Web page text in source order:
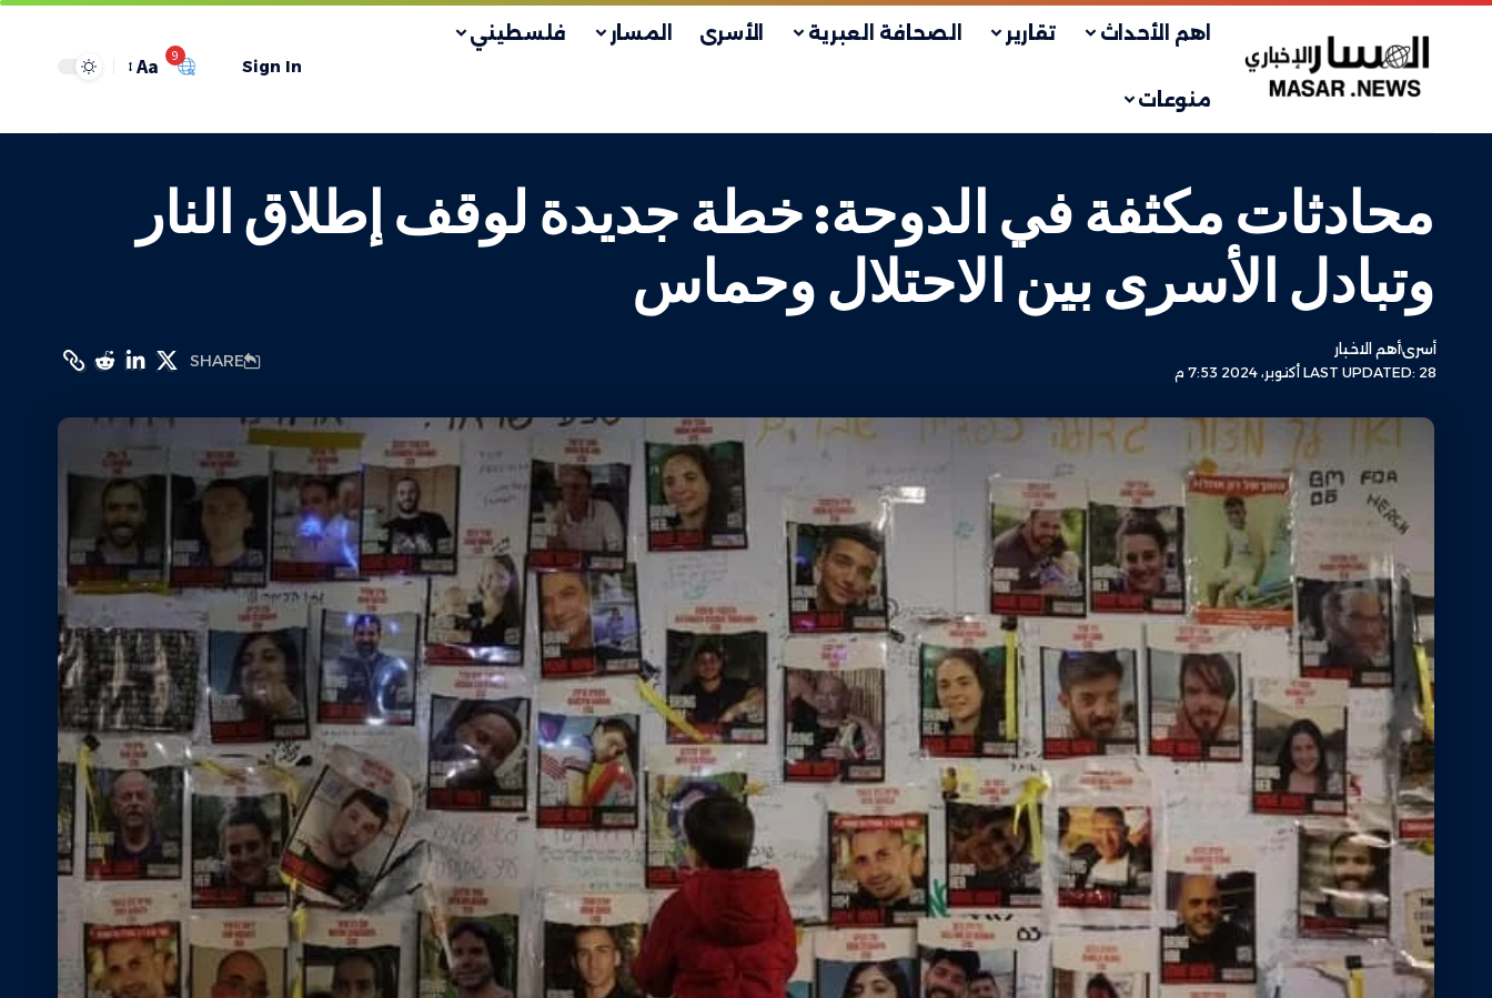
اهم الأحداث تقارير الصحافة العبرية الأسرى المسار فلسطيني
منوعات
Sign In
9
Aa
محادثات مكثفة في الدوحة: خطة جديدة لوقف إطلاق النار
وتبادل الأسرى بين الاحتلال وحماس
LAST UPDATED: 28 أكتوبر، 2024 7:53 م
أسرىأهم الاخبار
SHARE